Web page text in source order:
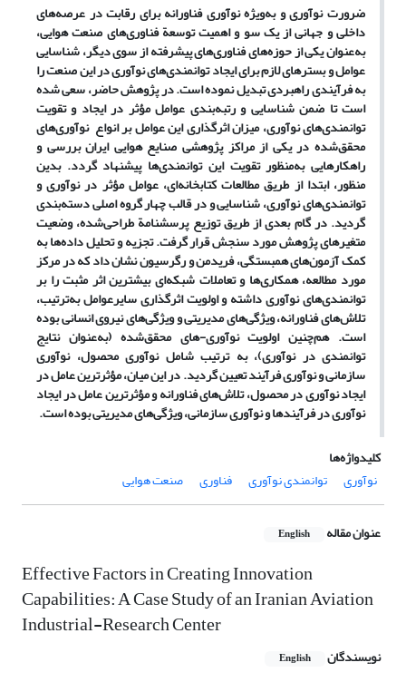
ضرورت نوآوری و بهویژه نوآوری فناورانه برای رقابت در عرصههای
داخلی و جهانی از یک سو و اهمیت توسعة فناوریهای صنعت هوایی،
بهعنوان یکی از حوزههای فناوریهای پیشرفته از سوی دیگر، شناسایی
عوامل و بسترهای لازم برای ایجاد توانمندیهای نوآوری در این صنعت را
به فرآیندی راهبردی تبدیل نموده است. در پژوهش حاضر، سعی شده
است تا ضمن شناسایی و رتبهبندی عوامل مؤثر در ایجاد و تقویت
توانمندیهای نوآوری، میزان اثرگذاری این عوامل بر انواع نوآوریهای
محققشده در یکی از مراکز پژوهشی صنایع هوایی ایران بررسی و
راهکارهایی بهمنظور تقویت این توانمندیها پیشنهاد گردد. بدین
منظور، ابتدا از طریق مطالعات کتابخانهای، عوامل مؤثر در نوآوری و
توانمندیهای نوآوری، شناسایی و در قالب چهار گروه اصلی دستهبندی
گردید. در گام بعدی از طریق توزیع پرسشنامة طراحیشده، وضعیت
متغیرهای پژوهش مورد سنجش قرار گرفت. تجزیه و تحلیل دادهها به
کمک آزمونهای همبستگی، فریدمن و رگرسیون نشان داد که در مرکز
مورد مطالعه، همکاریها و تعاملات شبکهای بیشترین اثر مثبت را بر
توانمندیهای نوآوری داشته و اولویت اثرگذاری سایرعوامل بهترتیب،
تلاشهای فناورانه، ویژگیهای مدیریتی و ویژگیهای نیروی انسانی بوده
است. همچنین اولویت نوآوری-های محققشده (بهعنوان نتایج
توانمندی در نوآوری)، به ترتیب شامل نوآوری محصول، نوآوری
سازمانی و نوآوری فرآیند تعیین گردید. در این میان، مؤثرترین عامل در
ایجاد نوآوری در محصول، تلاشهای فناورانه و مؤثرترین عامل در ایجاد
نوآوری در فرآیندها و نوآوری سازمانی، ویژگیهای مدیریتی بوده است.
کلیدواژه‌ها
نوآوری
توانمندی نوآوری فناوری صنعت هوایی
عنوان مقاله English
Effective Factors in Creating Innovation
Capabilities: A Case Study of an Iranian Aviation
Industrial-Research Center
نویسندگان English